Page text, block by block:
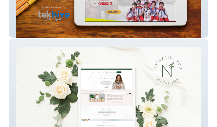
Sto. Niño Academy Inc.